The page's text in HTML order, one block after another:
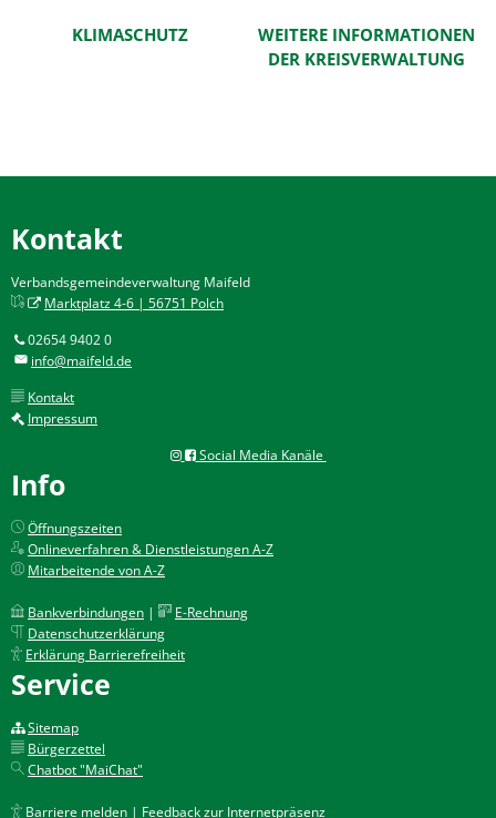
KLIMASCHUTZ
WEITERE INFORMATIONEN
DER KREISVERWALTUNG
Kontakt
Verbandsgemeindeverwaltung Maifeld
Marktplatz 4-6 | 56751 Polch
02654 9402 0
info@maifeld.de
Kontakt
Impressum
Social Media Kanäle
Info
Öffnungszeiten
Onlineverfahren & Dienstleistungen A-Z
Mitarbeitende von A-Z
Bankverbindungen |
E-Rechnung
Datenschutzerklärung
Erklärung Barrierefreiheit
Service
Sitemap
Bürgerzettel
Chatbot "MaiChat"
Barriere melden | Feedback zur Internetpräsenz